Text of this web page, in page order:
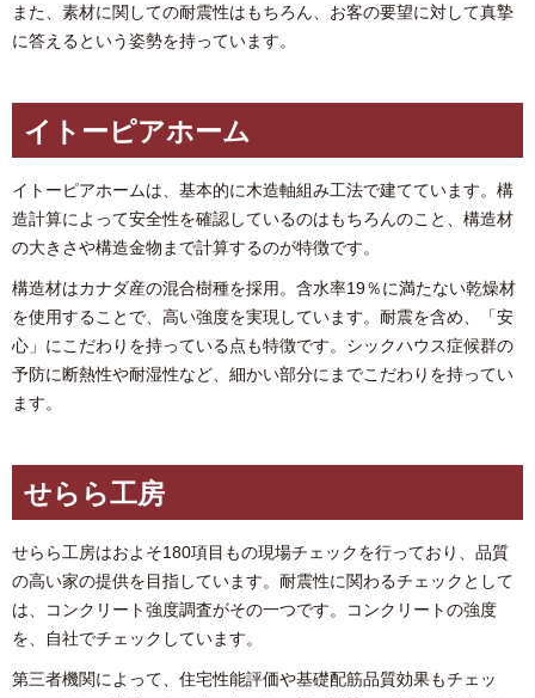
また、素材に関しての耐震性はもちろん、お客の要望に対して真摯
に答えるという姿勢を持っています。
イトーピアホーム
イトーピアホームは、基本的に木造軸組み工法で建てています。構
造計算によって安全性を確認しているのはもちろんのこと、構造材
の大きさや構造金物まで計算するのが特徴です。
構造材はカナダ産の混合樹種を採用。含水率19％に満たない乾燥材
を使用することで、高い強度を実現しています。耐震を含め、「安
心」にこだわりを持っている点も特徴です。シックハウス症候群の
予防に断熱性や耐湿性など、細かい部分にまでこだわりを持ってい
ます。
せらら工房
せらら工房はおよそ180項目もの現場チェックを行っており、品質
の高い家の提供を目指しています。耐震性に関わるチェックとして
は、コンクリート強度調査がその一つです。コンクリートの強度
を、自社でチェックしています。
第三者機関によって、住宅性能評価や基礎配筋品質効果もチェッ